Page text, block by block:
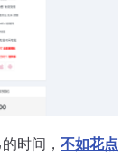
时间， 不如花点